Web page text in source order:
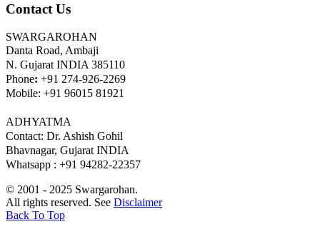
Contact Us
SWARGAROHAN
Danta Road, Ambaji
N. Gujarat INDIA 385110
Phone: +91 274-926-2269
Mobile: +91 96015 81921
ADHYATMA
Contact: Dr. Ashish Gohil
Bhavnagar, Gujarat INDIA
Whatsapp : +91 94282-22357
© 2001 - 2025 Swargarohan.
All rights reserved. See Disclaimer
Back To Top